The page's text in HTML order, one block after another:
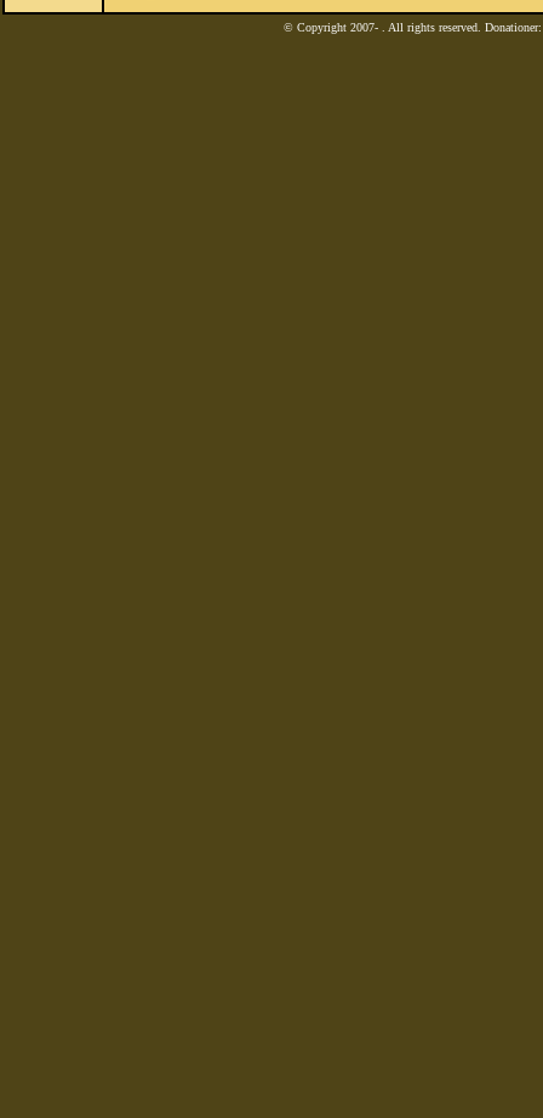
© Copyright 2007- . All rights reserved.